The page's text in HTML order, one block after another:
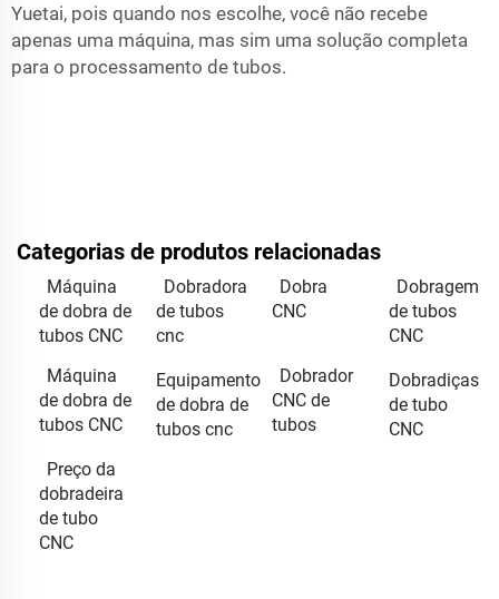
Yuetai, pois quando nos escolhe, você não recebe
apenas uma máquina, mas sim uma solução completa
para o processamento de tubos.
Categorias de produtos relacionadas
Máquina
de dobra de
tubos CNC
Dobradora
de tubos
cnc
Dobra
CNC
Dobragem
de tubos
CNC
Máquina
de dobra de
tubos CNC
Equipamento
de dobra de
tubos cnc
Dobrador
CNC de
tubos
Dobradiças
de tubo
CNC
Preço da
dobradeira
de tubo
CNC